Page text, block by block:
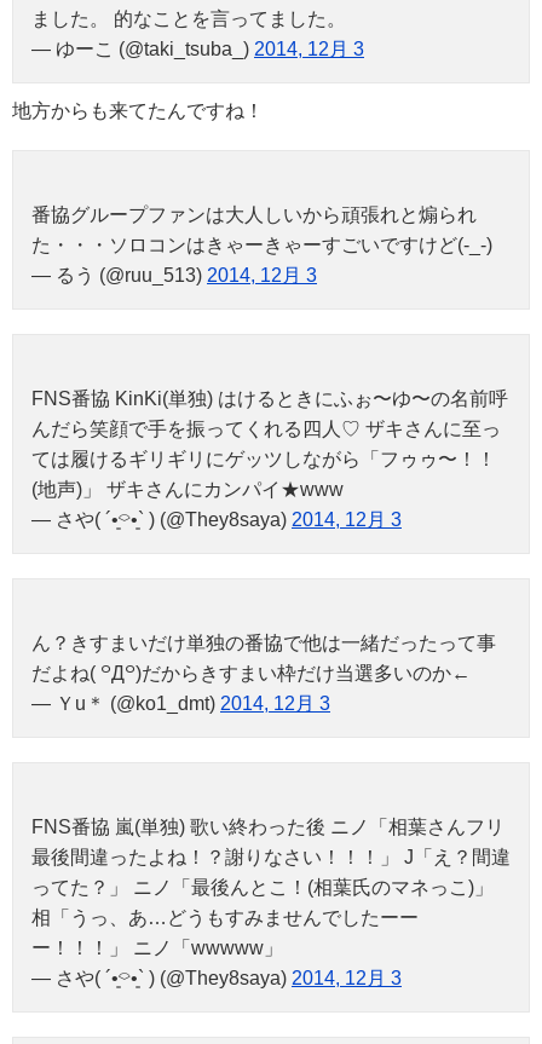
ました。 的なことを言ってました。
— ゆーこ (@taki_tsuba_) 2014, 12月 3
地方からも来てたんですね！
番協グループファンは大人しいから頑張れと煽られ
た・・・ソロコンはきゃーきゃーすごいですけど(-_-)
— るう (@ruu_513) 2014, 12月 3
FNS番協 KinKi(単独) はけるときにふぉ〜ゆ〜の名前呼
んだら笑顔で手を振ってくれる四人♡ ザキさんに至っ
ては履けるギリギリにゲッツしながら「フゥゥ〜！！
(地声)」 ザキさんにカンパイ★www
— さや( ´•͈⌔•͈` ) (@They8saya) 2014, 12月 3
ん？きすまいだけ単独の番協で他は一緒だったって事
だよね( ꒪Д꒪)だからきすまい枠だけ当選多いのか←
— Ｙu＊ (@ko1_dmt) 2014, 12月 3
FNS番協 嵐(単独) 歌い終わった後 ニノ「相葉さんフリ
最後間違ったよね！？謝りなさい！！！」 J「え？間違
ってた？」 ニノ「最後んとこ！(相葉氏のマネっこ)」
相「うっ、あ…どうもすみませんでしたーー
ー！！！」 ニノ「wwwww」
— さや( ´•͈⌔•͈` ) (@They8saya) 2014, 12月 3